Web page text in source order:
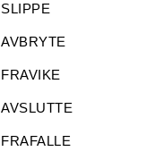
SLIPPE
AVBRYTE
FRAVIKE
AVSLUTTE
FRAFALLE